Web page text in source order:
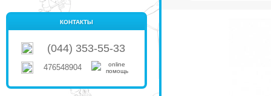
КОНТАКТЫ
(044) 353-55-33
476548904